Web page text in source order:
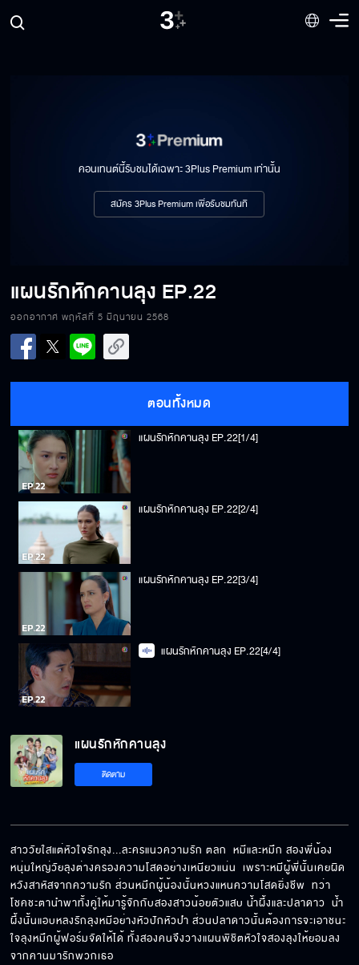
คอนเทนต์นี้รับชมได้เฉพาะ 3Plus Premium เท่านั้น
สมัคร 3Plus Premium เพื่อรับชมทันที
แผนรักหักคานลุง EP.22
ออกอากาศ พฤหัสที่ 5 มิถุนายน 2568
ตอนทั้งหมด
แผนรักหักคานลุง EP.22[1/4]
แผนรักหักคานลุง EP.22[2/4]
แผนรักหักคานลุง EP.22[3/4]
แผนรักหักคานลุง EP.22[4/4]
แผนรักหักคานลุง
ติดตาม
สาววัยใสแต่หัวใจรักลุง...ละครแนวความรัก ตลก  หมีและหมึก สองพี่น้อง
หนุ่มใหญ่วัยลุงต่างครองความโสดอย่างเหนียวแน่น  เพราะหมีผู้พี่นั้นเคยผิด
หวังสาหัสจากความรัก ส่วนหมึกผู้น้องนั้นหวงแหนความโสดยิ่งชีพ  ทว่า
โชคชะตานำพาทั้งคู่ให้มารู้จักกับสองสาวน้อยตัวแสบ น้ำผึ้งและปลาดาว  น้ำ
ผึ้งนั้นแอบหลงรักลุงหมีอย่างหัวปักหัวปำ ส่วนปลาดาวนั้นต้องการจะเอาชนะ
ใจลุงหมึกผู้ฟอร์มจัดให้ได้ ทั้งสองคนจึงวางแผนพิชิตหัวใจสองลุงให้ยอมลง
จากคานมารักพวกเธอ